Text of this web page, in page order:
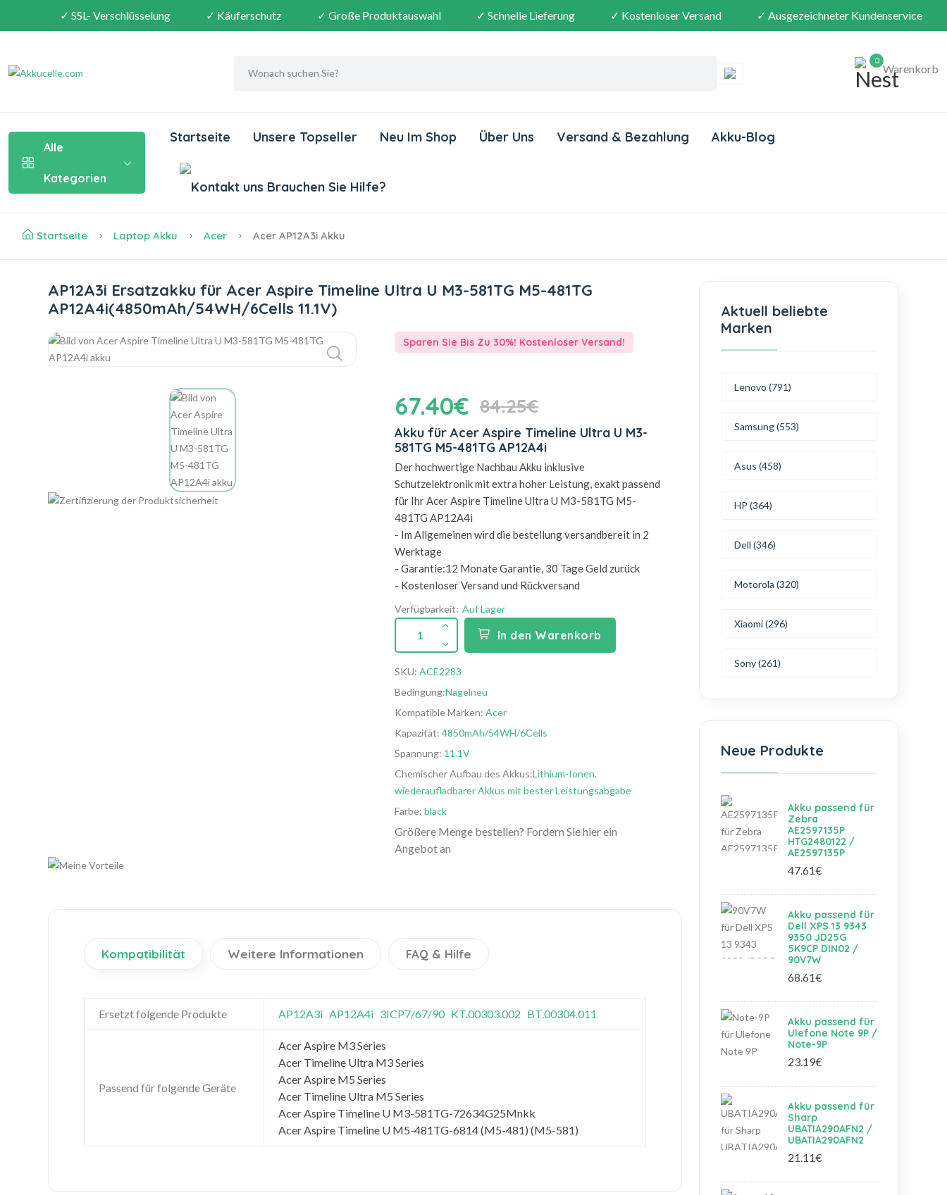
✓ SSL- Verschlüsselung ✓ Käuferschutz ✓ Große Produktauswahl ✓ Schnelle Lieferung ✓ Kostenloser Versand ✓ Ausgezeichneter Kundenservice
0
Warenkorb
Alle
Kategorien
Startseite Unsere Topseller Neu Im Shop Über Uns Versand & Bezahlung Akku-Blog
Brauchen Sie Hilfe?
Startseite Laptop Akku Acer Acer AP12A3i Akku
AP12A3i Ersatzakku für Acer Aspire Timeline Ultra U M3-581TG M5-481TG
AP12A4i(4850mAh/54WH/6Cells 11.1V)
Sparen Sie Bis Zu 30%! Kostenloser Versand!
67.40€ 84.25€
Akku für Acer Aspire Timeline Ultra U M3-
581TG M5-481TG AP12A4i
Der hochwertige Nachbau Akku inklusive
Schutzelektronik mit extra hoher Leistung, exakt passend
für Ihr Acer Aspire Timeline Ultra U M3-581TG M5-
481TG AP12A4i
- Im Allgemeinen wird die bestellung versandbereit in 2
Werktage
- Garantie:12 Monate Garantie, 30 Tage Geld zurück
- Kostenloser Versand und Rückversand
Verfügbarkeit: Auf Lager
1 In den Warenkorb
SKU: ACE2283
Bedingung:Nagelneu
Kompatible Marken: Acer
Kapazität: 4850mAh/54WH/6Cells
Spannung: 11.1V
Chemischer Aufbau des Akkus:Lithium-Ionen,
wiederaufladbarer Akkus mit bester Leistungsabgabe
Farbe: black
Größere Menge bestellen? Fordern Sie hier ein
Angebot an
Kompatibilität Weitere Informationen FAQ & Hilfe
Ersetzt folgende Produkte AP12A3i AP12A4i 3ICP7/67/90 KT.00303.002 BT.00304.011
Passend für folgende Geräte
Acer Aspire M3 Series
Acer Timeline Ultra M3 Series
Acer Aspire M5 Series
Acer Timeline Ultra M5 Series
Acer Aspire Timeline U M3-581TG-72634G25Mnkk
Acer Aspire Timeline U M5-481TG-6814 (M5-481) (M5-581)
Aktuell beliebte
Marken
Lenovo (791)
Samsung (553)
Asus (458)
HP (364)
Dell (346)
Motorola (320)
Xiaomi (296)
Sony (261)
Neue Produkte
Akku passend für
Zebra
AE2597135P
HTG2480122 /
AE2597135P
47.61€
Akku passend für
Dell XPS 13 9343
9350 JD25G
5K9CP DIN02 /
90V7W
68.61€
Akku passend für
Ulefone Note 9P /
Note-9P
23.19€
Akku passend für
Sharp
UBATIA290AFN2 /
UBATIA290AFN2
21.11€